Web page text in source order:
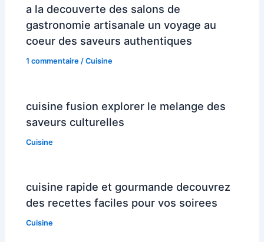
a la decouverte des salons de
gastronomie artisanale un voyage au
coeur des saveurs authentiques
1 commentaire /Cuisine
cuisine fusion explorer le melange des
saveurs culturelles
Cuisine
cuisine rapide et gourmande decouvrez
des recettes faciles pour vos soirees
Cuisine